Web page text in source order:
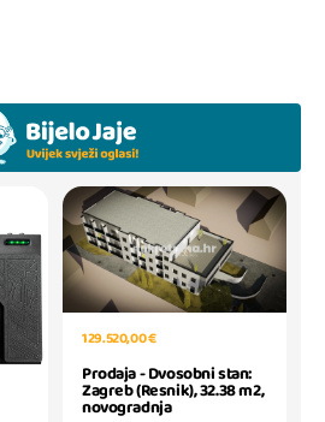
129.520,00 €
Prodaja - Dvosobni stan:
Zagreb (Resnik), 32.38 m2,
novogradnja